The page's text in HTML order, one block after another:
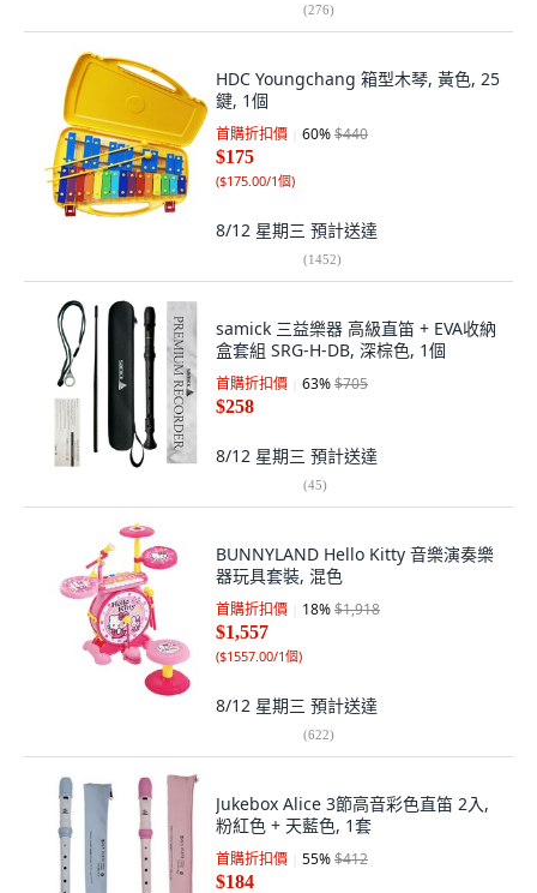
(276)
HDC Youngchang 箱型木琴, 黃色, 25
鍵, 1個
首購折扣價 60%$440
$175
($175.00/1個)
8/12 星期三 預計送達
(1452)
samick 三益樂器 高級直笛 + EVA收納
盒套組 SRG-H-DB, 深棕色, 1個
首購折扣價 63%$705
$258
8/12 星期三 預計送達
(45)
BUNNYLAND Hello Kitty 音樂演奏樂
器玩具套裝, 混色
首購折扣價 18%$1,918
$1,557
($1557.00/1個)
8/12 星期三 預計送達
(622)
Jukebox Alice 3節高音彩色直笛 2入,
粉紅色 + 天藍色, 1套
首購折扣價 55%$412
$184